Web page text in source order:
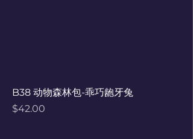
B38 动物森林包-乖巧龅牙兔
Price
$42.00